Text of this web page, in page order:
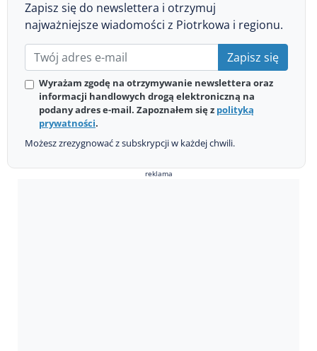
Zapisz się do newslettera i otrzymuj
najważniejsze wiadomości z Piotrkowa i regionu.
Zapisz się
Wyrażam zgodę na otrzymywanie newslettera oraz
informacji handlowych drogą elektroniczną na
podany adres e-mail. Zapoznałem się z polityką
prywatności.
Możesz zrezygnować z subskrypcji w każdej chwili.
reklama